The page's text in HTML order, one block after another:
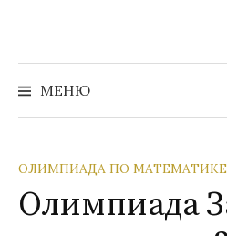
содержимому
МЕНЮ
ОЛИМПИАДА ПО МАТЕМАТИКЕ
Олимпиада